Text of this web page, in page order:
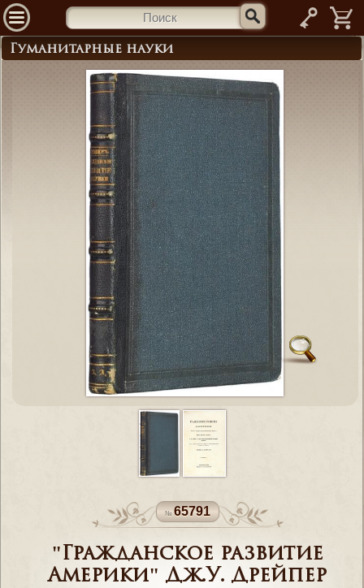
—
Гуманитарные науки
65791
"Гражданское развитие
Америки" Дж.У. Дрейпер